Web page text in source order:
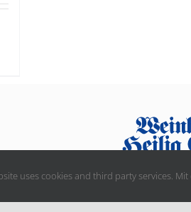
uses cookies and third party services.